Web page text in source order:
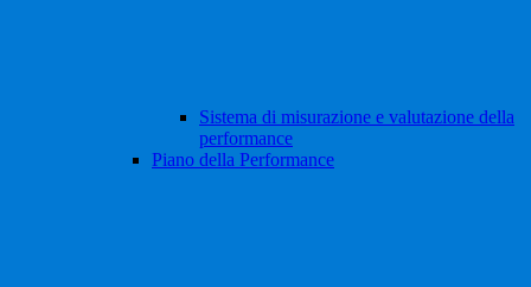
Sistema di misurazione e valutazione della
performance
Piano della Performance